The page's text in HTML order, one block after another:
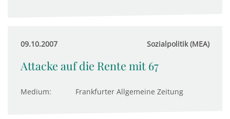
09.10.2007 Sozialpolitik (MEA)
Attacke auf die Rente mit 67
Medium: Frankfurter Allgemeine Zeitung